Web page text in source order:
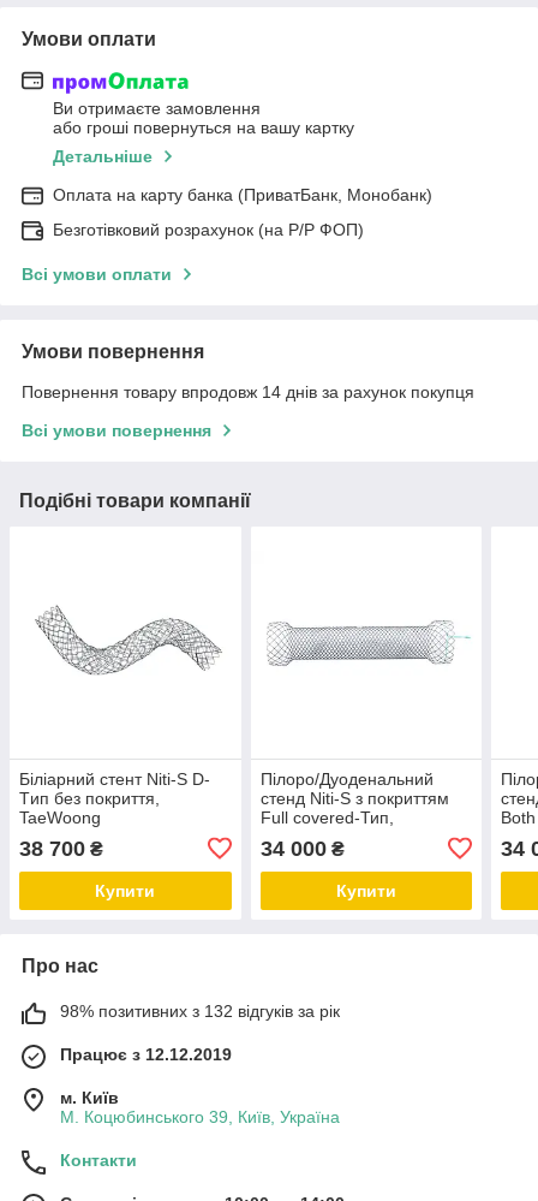
Умови оплати
Ви отримаєте замовлення
або гроші повернуться на вашу картку
Детальніше
Оплата на карту банка (ПриватБанк, Монобанк)
Безготівковий розрахунок (на Р/Р ФОП)
Всі умови оплати
Умови повернення
Повернення товару впродовж 14 днів за рахунок покупця
Всі умови повернення
Подібні товари компанії
Біліарний стент Niti-S D-
Tип без покриття,
TaeWoong
38 700 ₴
Купити
Пілоро/Дуоденальний
стенд Niti-S з покриттям
Full covered-Тип,
34 000₴
Купити
34
Про нас
98% позитивних з 132 відгуків за рік
Працює з 12.12.2019
м. Київ
М. Коцюбинського 39, Київ, Україна
Контакти